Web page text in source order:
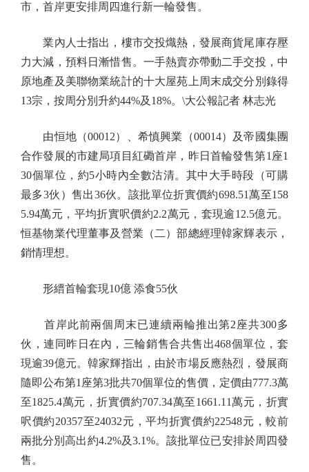
市，首岸更安排周四進行新一輪發售。
業內人士指出，樓市交投熾熱，發展商貨尾庫存壓
力大減，預料日漸惜售。一手熱賣亦帶動二手交投，中
原地產及美聯物業統計的十大屋苑上周末成交分別錄得
13宗，按周分別升約44%及18%。\大公報記者 林志光
由恒地（00012）、希慎興業（00014）及帝國集團
合作發展的市建局項目紅磡首岸，昨日首輪發售第1座1
30個單位，約5小時內全數沽清。其中大手時段（可購
最多3伙）售出36伙。該批單位折實價約698.51萬至158
5.94萬元，平均折實呎價約2.2萬元，套現逾12.5億元。
恒基物業代理董事及營業（二）部總經理韓家輝表示，
銷情理想。
形縉首輪套現10億 添食55伙
首岸此前兩個周末已連續兩輪推出第2座共300多
伙，連同昨日在內，三輪銷售合共售出468個單位，套
現逾39億元。韓家輝指出，由於市場反應熱烈，發展商
隨即公布第1座第3批共70個單位的售價，定價由777.3萬
至1825.4萬元，折實價約707.34萬至1661.11萬元，折實
呎價約20357至24032元，平均折實價約22548元，較前
兩批分別高出約4.2%及3.1%。該批單位已安排於周四發
售。